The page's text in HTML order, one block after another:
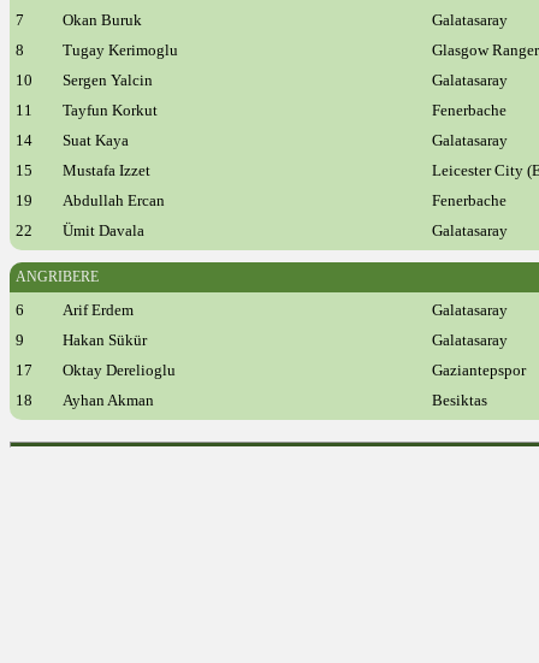
7
Okan Buruk
Galatasaray
8
Tugay Kerimoglu
Glasgow
10
Sergen Yalcin
Galatasaray
11
Tayfun Korkut
Fenerbache
14
Suat Kaya
Galatasaray
15
Mustafa Izzet
Leicester City
19
Abdullah Ercan
Fenerbache
22
Ümit Davala Galatasaray
ANGRIBERE
6 Arif Erdem
Galatasaray
9
Hakan Sükür
Galatasaray
17
Oktay Derelioglu
Gaziantepspor
18
Ayhan Akman Besiktas